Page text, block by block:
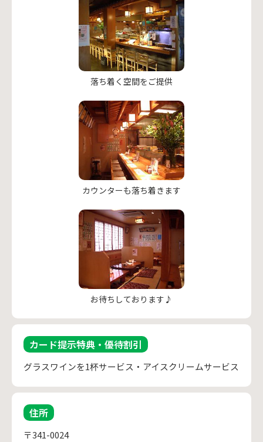
落ち着く空間をご提供
カウンターも落ち着きます
お待ちしております♪
カード提示特典・優待割引
グラスワインを1杯サービス・アイスクリームサービス
住所
〒341-0024